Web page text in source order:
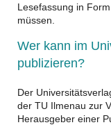
Lesefassung in
müssen.
Wer kann im
publizieren?
Der
der TU Ilmenau zur
Herausgeber einer